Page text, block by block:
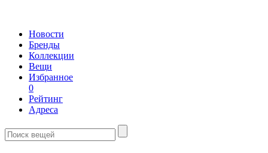
Новости
Бренды
Коллекции
Вещи
Избранное
0
Рейтинг
Адреса